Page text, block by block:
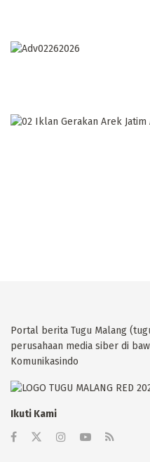
Portal berita Tugu Malang
perusahaan media siber di
Komunikasindo
Ikuti Kami